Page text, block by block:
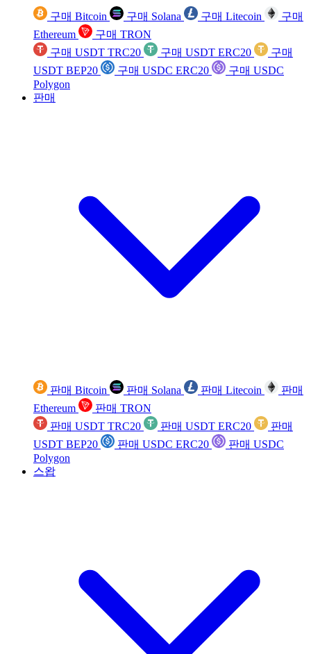
구매 Bitcoin 구매 Solana 구매 Litecoin
구매
Ethereum
구매 TRON
구매 USDT TRC20
구매 USDT ERC20
구매
USDT BEP20
구매 USDC ERC20
구매 USDC
Polygon
판매
판매 Bitcoin 판매 Solana 판매 Litecoin
판매
Ethereum
판매 TRON
판매 USDT TRC20
판매 USDT ERC20
판매
USDT BEP20
판매 USDC ERC20
판매 USDC
Polygon
스왑